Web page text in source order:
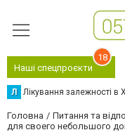
Наші спецпроєкти
18
Л Лікування залежності в
Головна Питання та
для своего небольшого